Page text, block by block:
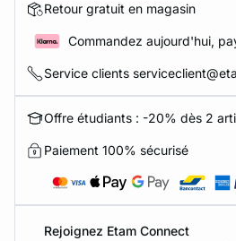
Retour gratuit en magasin
Commandez aujourd'hui,
Service clients
Offre étudiants : -20% dès 2
Paiement 100% sécurisé
Rejoignez Etam Connect